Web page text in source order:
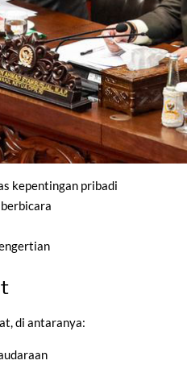
kepentingan pribadi
di antaranya: